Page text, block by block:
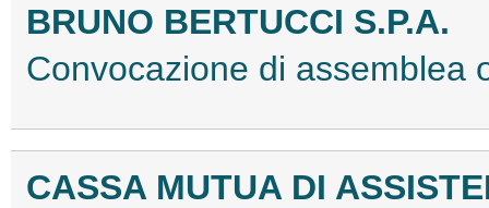
BRUNO BERTUCCI S.P.A.
Convocazione di assemblea
CASSA MUTUA DI